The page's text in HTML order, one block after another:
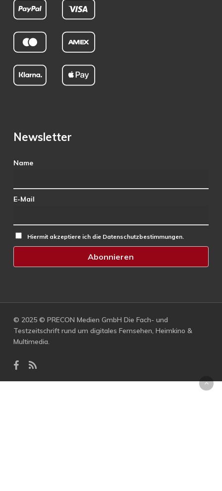
Newsletter
Name
E-Mail
Hiermit akzeptiere ich die Datenschutzbestimmungen.
© 2025 © PRECON Medien GmbH Die Fach- und
Testzeitschrift rund um digitales Fernsehen, Heimkino &
Multimedia.
facebook
RSS